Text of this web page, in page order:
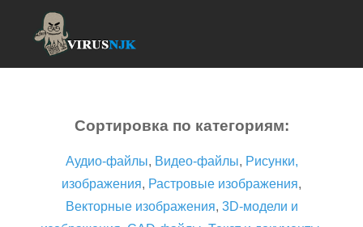
Сортировка по категориям:
Аудио-файлы, Видео-файлы, Рисунки,
изображения, Растровые изображения,
Векторные изображения, 3D-модели и